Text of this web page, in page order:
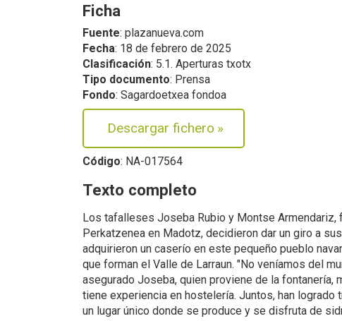
Ficha
Fuente: plazanueva.com
Fecha: 18 de febrero de 2025
Clasificación: 5.1. Aperturas txotx
Tipo documento: Prensa
Fondo: Sagardoetxea fondoa
Descargar fichero »
Código: NA-017564
Texto completo
Los tafalleses Joseba Rubio y Montse Armendariz,
Perkatzenea en Madotz, decidieron dar un giro a
adquirieron un caserío en este pequeño pueblo
que forman el Valle de Larraun. "No veníamos del
asegurado Joseba, quien proviene de la fontanería,
tiene experiencia en hostelería. Juntos, han logrado
un lugar único donde se produce y se disfruta de